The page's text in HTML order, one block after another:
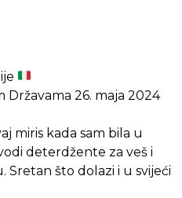
Državama 26. maja 2024
miris kada sam bila u
deterdžente za veš i
što dolazi i u svijeći